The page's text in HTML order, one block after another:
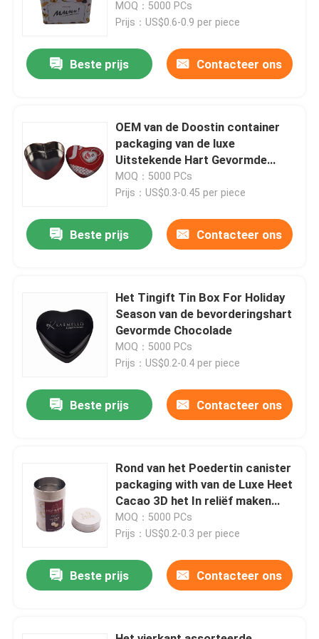
Thuis
Video's
Over ons
Fabriekstocht
Neem contact met ons op
Vraag een offerte
Koekje Tin Can
Suikergoed Tin Can
Dispenser
MOQ：5000 PCs
Prijs：US$0.6-0.9 per piece
Beste prijs Contacteer ons
OEM van de Doostin container
packaging van de luxe
Uitstekende Hart Gevormde
Chocolade ODM
MOQ：5000 PCs
Prijs：US$0.3-0.45 per piece
Beste prijs Contacteer ons
Het Tingift Tin Box For Holiday
Season van de bevorderingshart
Gevormde Chocolade
MOQ：5000 PCs
Prijs：US$0.2-0.4 per piece
Beste prijs Contacteer ons
Rond van het Poedertin canister
packaging with van de Luxe Heet
Cacao 3D het In reliëf maken
Embleem
MOQ：5000 PCs
Prijs：US$0.2-0.3 per piece
Beste prijs Contacteer ons